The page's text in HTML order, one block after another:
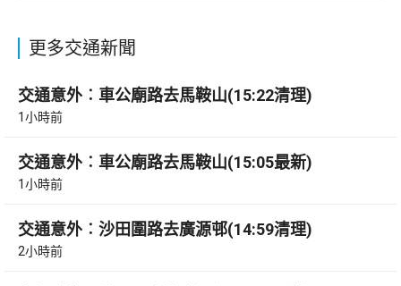
更多交通新聞
交通意外︰車公廟路去馬鞍山(15:22清理)
1小時前
交通意外︰車公廟路去馬鞍山(15:05最新)
1小時前
交通意外︰沙田圍路去廣源邨(14:59清理)
2小時前